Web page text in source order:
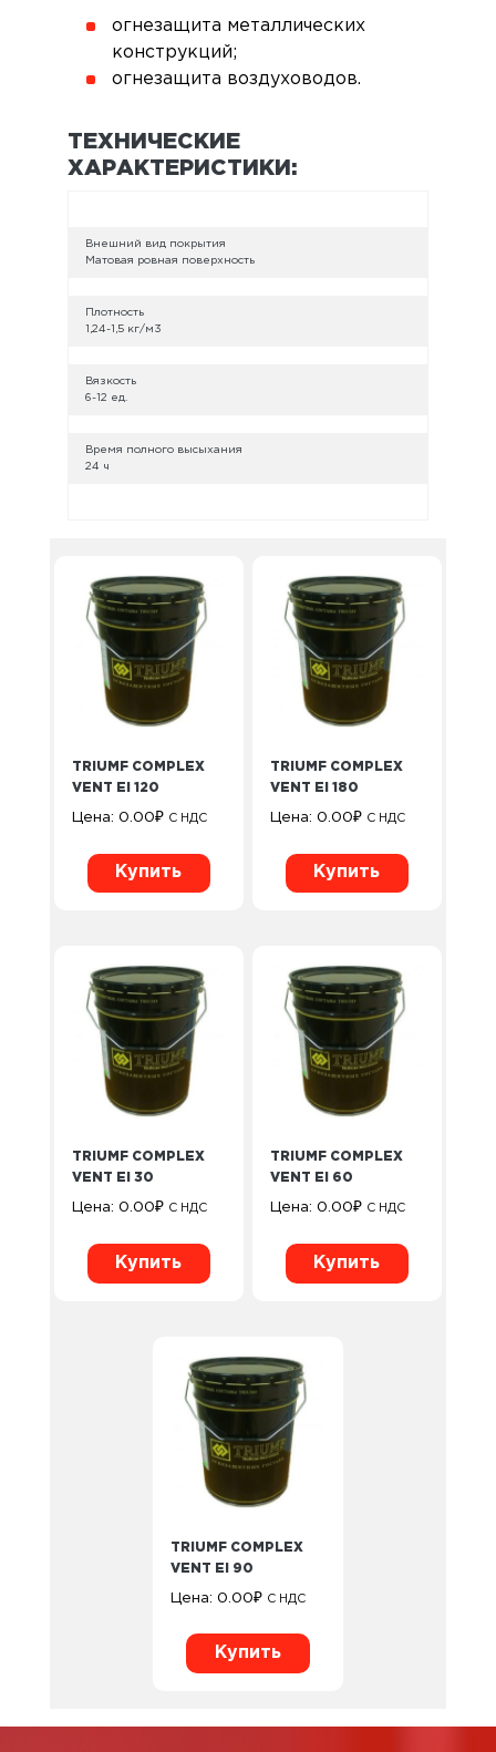
огнезащита металлических
конструкций;
огнезащита воздуховодов.
ТЕХНИЧЕСКИЕ
ХАРАКТЕРИСТИКИ:
Внешний вид покрытия
Матовая ровная поверхность
Плотность
1,24-1,5 кг/м3
Вязкость
6-12 ед.
Время полного высыхания
24 ч
TRIUMF COMPLEX
VENT EI 120
Цена: 0.00₽ С НДС
Купить
TRIUMF COMPLEX
VENT EI 180
Цена: 0.00₽ С НДС
Купить
TRIUMF COMPLEX
VENT EI 30
Цена: 0.00₽ С НДС
Купить
TRIUMF COMPLEX
VENT EI 60
Цена: 0.00₽ С НДС
Купить
TRIUMF COMPLEX
VENT EI 90
Цена:0.00₽ С НДС
Купить